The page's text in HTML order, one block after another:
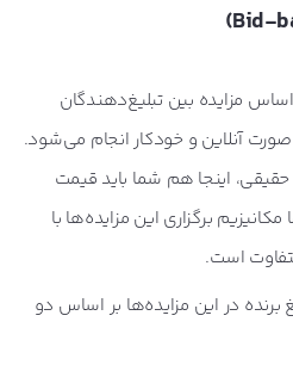
Bid-
)
مزایده‌ بین تبلیغ‌دهندگان
آنلاین و خودکار انجام می‌شود.
اینجا هم شما باید قیمت
برگزاری این مزایده‌ها با
است.
برنده در این مزایده‌ها بر اساس دو